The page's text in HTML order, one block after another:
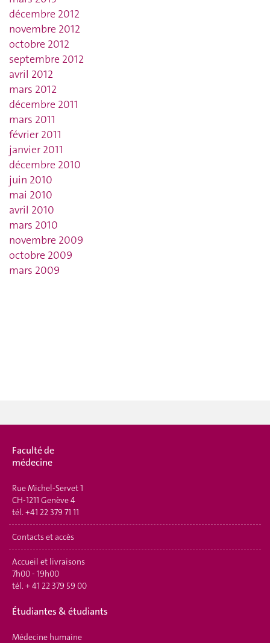
décembre 2012
novembre 2012
octobre 2012
septembre 2012
avril 2012
mars 2012
décembre 2011
mars 2011
février 2011
janvier 2011
décembre 2010
juin 2010
mai 2010
avril 2010
mars 2010
novembre 2009
octobre 2009
mars 2009
Faculté de
médecine
Rue Michel-Servet 1
CH-1211 Genève 4
tél. +41 22 379 71 11
Contacts et accès
Accueil et livraisons
7h00 - 19h00
tél. + 41 22 379 59 00
Étudiantes & étudiants
Médecine humaine